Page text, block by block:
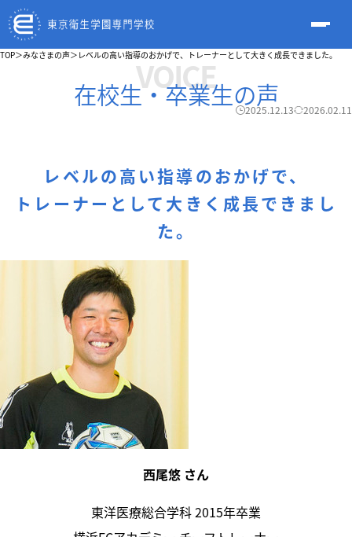
TOP＞みなさまの声＞ レベルの高い指導のおかげで、トレーナーとして大きく成長できました。
VOICE
在校生・卒業生の声
2025.12.13 2026.02.11
レベルの高い指導のおかげで、
トレーナーとして大きく成長できまし
た。
西尾悠 さん
東洋医療総合学科 2015年卒業